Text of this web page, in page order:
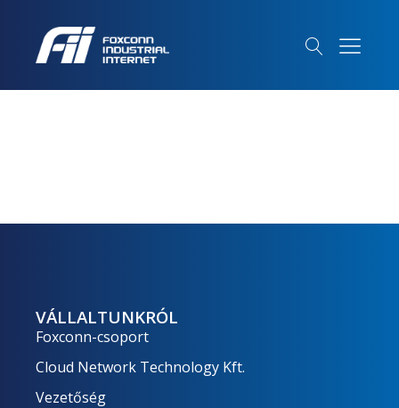
VÁLLALTUNKRÓL
Foxconn-csoport
Cloud Network Technology Kft.
Vezetőség